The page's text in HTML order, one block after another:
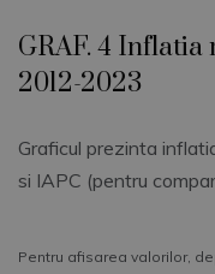
GRAF. 4
2012-2023
Graficul prezinta
si IAPC (pentru
Pentru afisarea valorilor,